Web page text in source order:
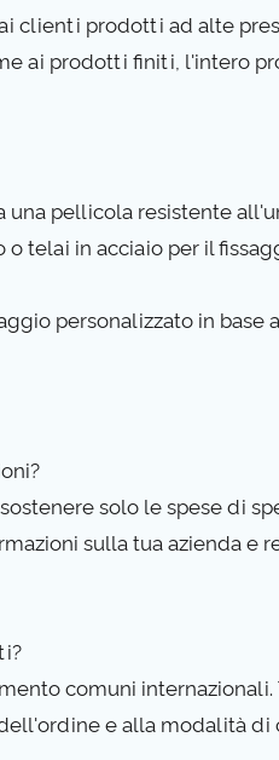
clienti prodotti ad alte
ai prodotti finiti, l'intero
una pellicola resistente
telai in acciaio per il
personalizzato in
solo le spese di
sulla tua azienda e
comuni
e alla modalità di